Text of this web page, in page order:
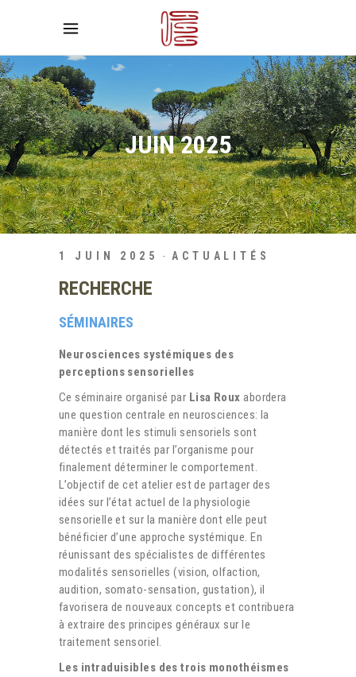
JUIN 2025
1 JUIN 2025 ACTUALITÉS
RECHERCHE
SÉMINAIRES
Neurosciences systémiques des
perceptions sensorielles
Ce séminaire organisé par Lisa Rouxabordera
une question centrale en neurosciences: la
manière dont les stimuli sensoriels sont
détectés et traités par l’organisme pour
finalement déterminer le comportement.
L’objectif de cet atelier est de partager des
idées sur l’état actuel de la physiologie
sensorielle et sur la manière dont elle peut
bénéficier d’une approche systémique. En
réunissant des spécialistes de différentes
modalités sensorielles (vision, olfaction,
audition, somato-sensation, gustation), il
favorisera de nouveaux concepts et contribuera
à extraire des principes généraux sur le
traitement sensoriel.
Les intraduisibles des trois monothéismes